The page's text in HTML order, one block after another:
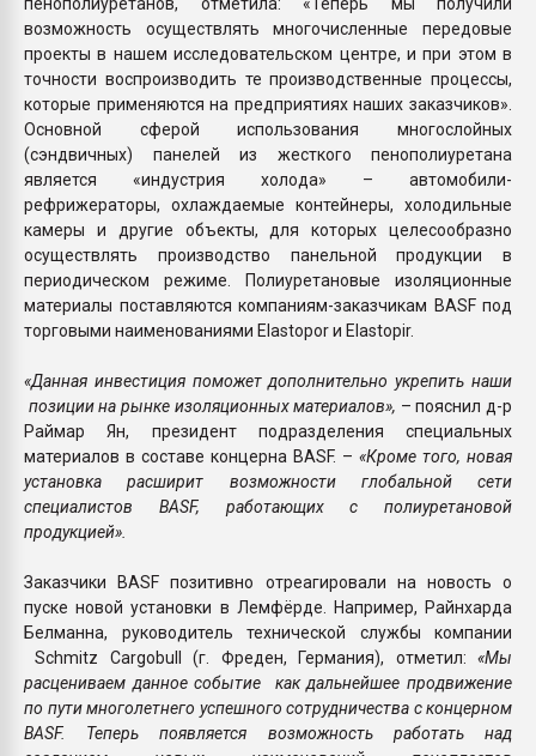
возможность осуществлять многочисленные передовые
проекты в нашем исследовательском центре, и при этом в
точности воспроизводить те производственные процессы,
которые применяются на предприятиях наших заказчиков».
Основной сферой использования многослойных
(сэндвичных) панелей из жесткого пенополиуретана
является «индустрия холода» – автомобили-
рефрижераторы, охлаждаемые контейнеры, холодильные
камеры и другие объекты, для которых целесообразно
осуществлять производство панельной продукции в
периодическом режиме. Полиуретановые изоляционные
материалы поставляются компаниям-заказчикам BASF под
торговыми наименованиями Elastopor и Elastopir.
«Данная инвестиция поможет дополнительно укрепить наши
позиции на рынке изоляционных материалов», – пояснил д-р
Раймар Ян, президент подразделения специальных
материалов в составе концерна BASF. – «Кроме того, новая
установка расширит возможности глобальной сети
специалистов BASF, работающих с полиуретановой
продукцией».
Заказчики BASF позитивно отреагировали на новость о
пуске новой установки в Лемфёрде. Например, Райнхарда
Белманна, руководитель технической службы компании
Schmitz Cargobull (г. Фреден, Германия), отметил: «Мы
расцениваем данное событие как дальнейшее продвижение
по пути многолетнего успешного сотрудничества с концерном
BASF. Теперь появляется возможность работать над